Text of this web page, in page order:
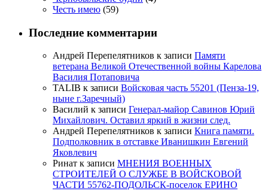
Честь имею (59)
Последние комментарии
Андрей Перепелятников к записи Памяти
ветерана Великой Отечественной войны Карелова
Василия Потаповича
TALIB к записи Войсковая часть 55201 (Пенза-19,
ныне г.Заречный)
Василий к записи Генерал-майор Савинов Юрий
Михайлович. Оставил яркий в жизни след.
Андрей Перепелятников к записи Книга памяти.
Подполковник в отставке Иванишкин Евгений
Яковлевич
Ринат к записи МНЕНИЯ ВОЕННЫХ
СТРОИТЕЛЕЙ О СЛУЖБЕ В ВОЙСКОВОЙ
ЧАСТИ 55762-ПОДОЛЬСК-поселок ЕРИНО